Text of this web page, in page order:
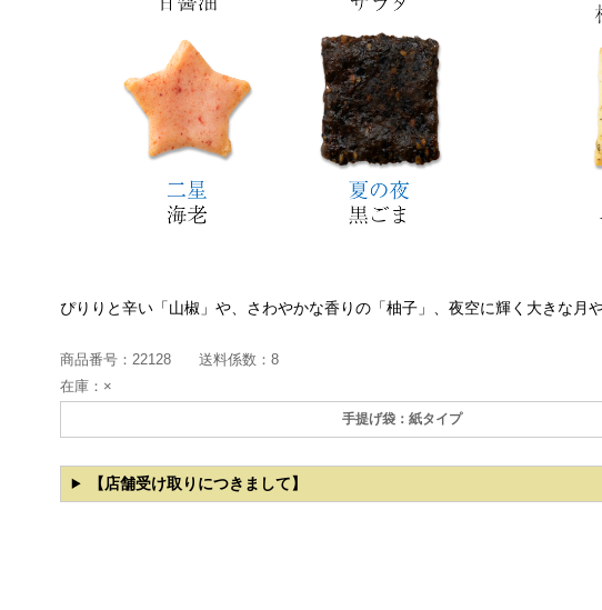
ぴりりと辛い「山椒」や、さわやかな香りの「柚子」、夜空に輝く大きな月
商品番号： 22128 送料係数： 8
在庫： ×
手提げ袋：紙タイプ
【店舗受け取りにつきまして】